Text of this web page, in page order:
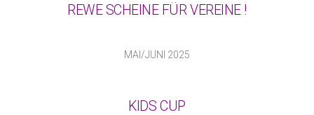
REWE SCHEINE FÜR VEREINE !
MAI/JUNI 2025
KIDS CUP